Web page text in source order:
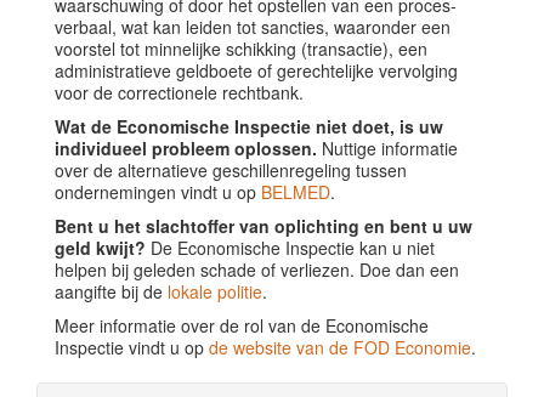
waarschuwing of door het opstellen van een proces-
verbaal, wat kan leiden tot sancties, waaronder een
voorstel tot minnelijke schikking (transactie), een
administratieve geldboete of gerechtelijke vervolging
voor de correctionele rechtbank.
Wat de Economische Inspectie niet doet, is uw
individueel probleem oplossen. Nuttige informatie
over de alternatieve geschillenregeling tussen
ondernemingen vindt u op BELMED.
Bent u het slachtoffer van oplichting en bent u uw
geld kwijt? De Economische Inspectie kan u niet
helpen bij geleden schade of verliezen. Doe dan een
aangifte bij de lokale politie.
Meer informatie over de rol van de Economische
Inspectie vindt u op de website van de FOD Economie.